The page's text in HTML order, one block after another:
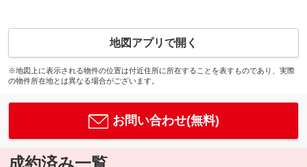
地図アプリで開く
※地図上に表示される物件の位置は付近住所に所在することを表すものであり、実際
の物件所在地とは異なる場合がございます。
お問い合わせ(無料)
成約済み一覧